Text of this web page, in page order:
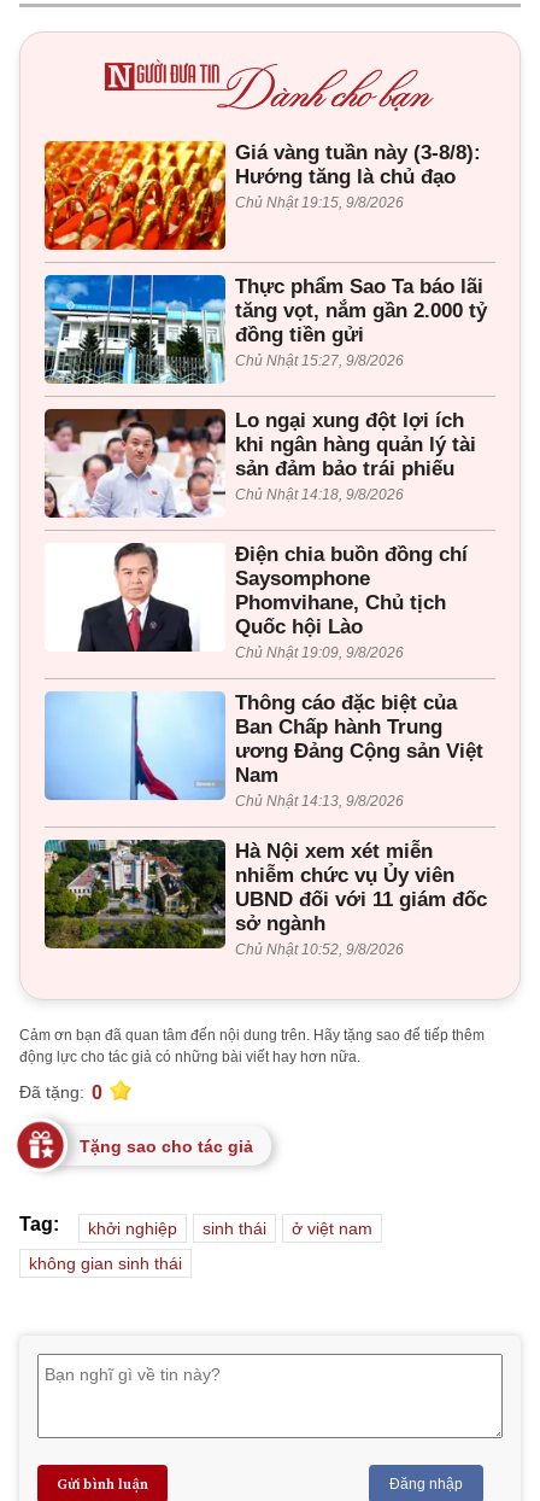
Giá vàng tuần này (3-8/8):
Hướng tăng là chủ đạo
Chủ Nhật 19:15, 9/8/2026
Thực phẩm Sao Ta báo lãi
tăng vọt, nắm gần 2.000 tỷ
đồng tiền gửi
Chủ Nhật 15:27, 9/8/2026
Lo ngại xung đột lợi ích
khi ngân hàng quản lý tài
sản đảm bảo trái phiếu
Chủ Nhật 14:18, 9/8/2026
Điện chia buồn đồng chí
Saysomphone
Phomvihane, Chủ tịch
Quốc hội Lào
Chủ Nhật 19:09, 9/8/2026
Thông cáo đặc biệt của
Ban Chấp hành Trung
ương Đảng Cộng sản Việt
Nam
Chủ Nhật 14:13, 9/8/2026
Hà Nội xem xét miễn
nhiễm chức vụ Ủy viên
UBND đối với 11 giám đốc
sở ngành
Chủ Nhật 10:52, 9/8/2026
Cảm ơn bạn đã quan tâm đến nội dung trên. Hãy tặng sao để tiếp thêm
động lực cho tác giả có những bài viết hay hơn nữa.
Đã tặng: 0
Tặng sao cho tác giả
Tag: khởi nghiệp sinh thái
ở việt nam
không gian sinh thái
Gửi bình luận Đăng nhập